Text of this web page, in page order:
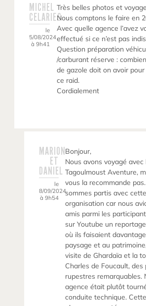
MICHEL
CELARIES
le
5/08/2024
à 9h41
Très belles photos et
Nous comptons le faire en
Avec quelle agence l’avez
effectué si ce n’est pas
Question préparation
/carburant réserve :
de gazole doit on avoir
ce raid.
Cordialement
MARION
ET
DANIEL
le
8/09/2024
à 9h54
Bonjour,
Nous avons voyagé avec
Tagoulmoust Aventure,
vous la recommande
sommes partis avec cette
organisation car nous
amis parmi les
sur Youtube un reportage
où ils faisaient
paysage et au
visite de Ghardaïa et la
Charles de Foucault, des
rupestres remarquables.
agence était plutôt
conduite technique.